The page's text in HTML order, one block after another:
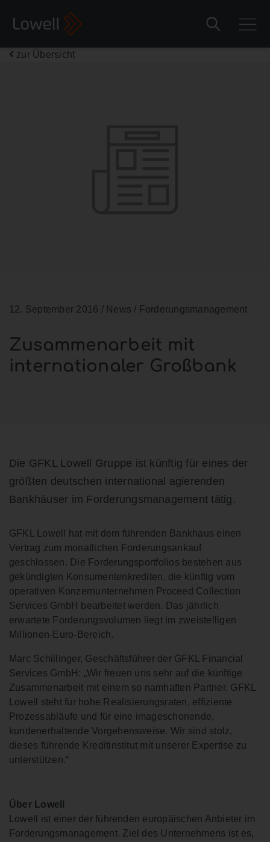
zur Übersicht
12. September 2016 / News / Forderungsmanagement
Zusammenarbeit mit
internationaler Großbank
Die GFKL Lowell Gruppe ist künftig für eines der
größten deutschen international agierenden
Bankhäuser im Forderungsmanagement tätig.
GFKL Lowell hat mit dem führenden Bankhaus einen
Vertrag zum monatlichen Forderungsankauf
geschlossen. Die Forderungsportfolios bestehen aus
gekündigten Konsumentenkrediten, die künftig vom
operativen Konzernunternehmen Proceed Collection
Services GmbH bearbeitet werden. Das jährlich
erwartete Forderungsvolumen liegt im zweistelligen
Millionen-Euro-Bereich.
Marc Schillinger, Geschäftsführer der GFKL Financial
Services GmbH: „Wir freuen uns sehr auf die künftige
Zusammenarbeit mit einem so namhaften Partner. GFKL
Lowell steht für hohe Realisierungsraten, effiziente
Prozessabläufe und für eine imageschonende,
kundenerhaltende Vorgehensweise. Wir sind stolz,
dieses führende Kreditinstitut mit unserer Expertise zu
unterstützen.“
Über Lowell
Lowell ist einer der führenden europäischen Anbieter im
Forderungsmanagement. Ziel des Unternehmens ist es,